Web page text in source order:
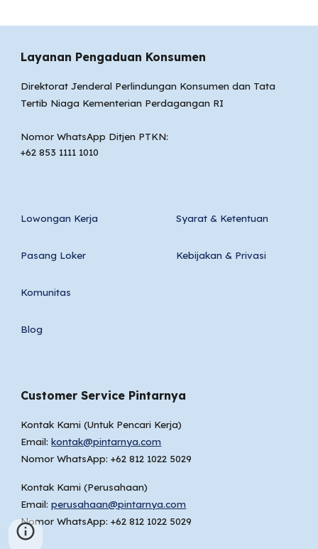
Layanan Pengaduan Konsumen
Direktorat Jenderal Perlindungan Konsumen dan Tata
Tertib Niaga Kementerian Perdagangan RI
Nomor WhatsApp Ditjen PTKN:
+62 853 1111 1010
Lowongan Kerja
Pasang Loker
Komunitas
Blog
Syarat & Ketentuan
Kebijakan & Privasi
Customer Service Pintarnya
Kontak Kami (Untuk Pencari Kerja)
Email:kontak@pintarnya.com
Nomor WhatsApp: +62 812 1022 5029
Kontak Kami (Perusahaan)
Email:perusahaan@pintarnya.com
Nomor WhatsApp: +62812 1022 5029